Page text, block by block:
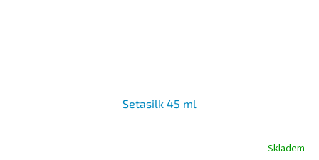
Setasilk 45 ml
Skladem